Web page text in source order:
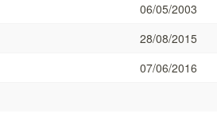
06/05/2003
28/08/2015
07/06/2016